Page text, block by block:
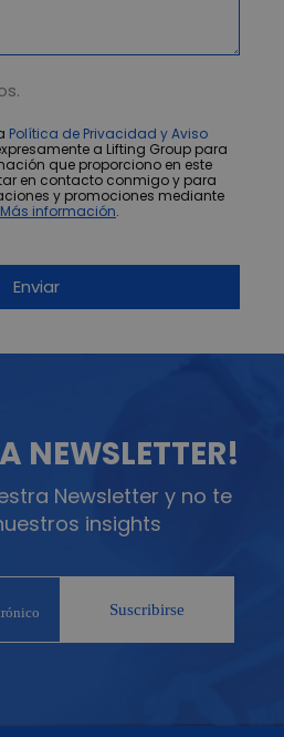
Política de Privacidad y Aviso
a Lifting Group para
que proporciono en este
en contacto conmigo y para
y promociones mediante
Más información.
NEWSLETTER!
Newsletter y no te
insights